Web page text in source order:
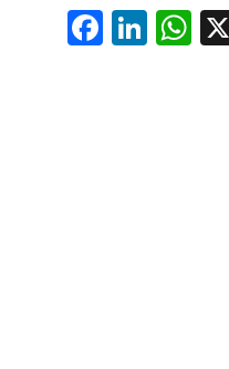
Fa
ce
Li
nk
W
ha